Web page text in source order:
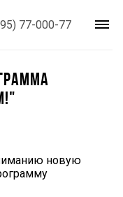
77-000-77
новую